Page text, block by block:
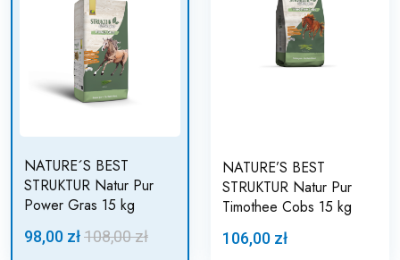
NATURE´S BEST
STRUKTUR Natur Pur
Power Gras 15 kg
98,00 zł108,00 zł
NATURE’S BEST
STRUKTUR Natur Pur
Timothee Cobs 15 kg
106,00 zł